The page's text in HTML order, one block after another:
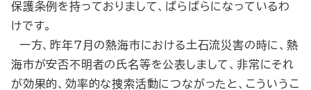
保護条例を持っておりまして、ばらばらになっているわ
けです。
一方、昨年７月の熱海市における土石流災害の時に、熱
海市が安否不明者の氏名等を公表しまして、非常にそれ
が効果的、効率的な捜索活動につながったと、こういうこ